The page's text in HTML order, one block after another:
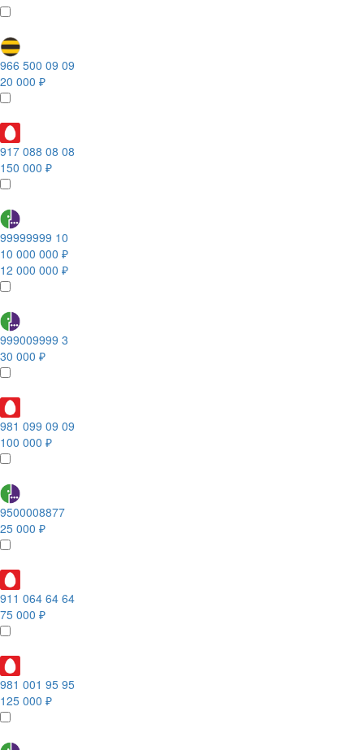
966 500 09 09
20 000 ₽
917 088 08 08
150 000 ₽
99999999 10
10 000 000 ₽
12 000 000 ₽
999009999 3
30 000 ₽
981 099 09 09
100 000 ₽
9500008877
25 000 ₽
911 064 64 64
75 000 ₽
981 001 95 95
125 000 ₽